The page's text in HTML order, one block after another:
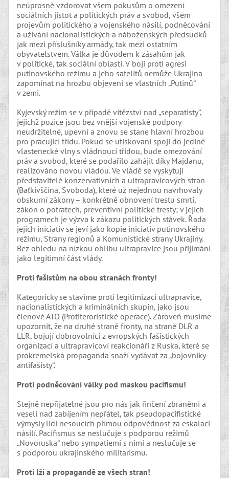
neúprosně vzdorovat všem pokusům o omezení
sociálních jistot a politických práv a svobod, všem
projevům politického a vojenského násilí, podněcování
a užívání nacionalistických a náboženských předsudků
jak mezi příslušníky armády, tak mezi ostatním
obyvatelstvem. Válka je důvodem k zásahům jak
v politické, tak sociální oblasti. V boji proti agresi
putinovského režimu a jeho satelitů nemůže Ukrajina
zapomínat na hrozbu objevení se vlastních „Putinů“
v zemi.
Kyjevský režim se v případě vítězství nad „separatisty“,
jejichž pozice jsou bez vnější vojenské podpory
neudržitelné, upevní a znovu se stane hlavní hrozbou
pro pracující třídu. Pokud se utiskovaní spojí do jediné
vlastenecké vlny s vládnoucí třídou, bude omezování
práv a svobod, které se podařilo zahájit díky Majdanu,
realizováno novou vládou. Ve vládě se vyskytují
představitelé konzervativních a ultrapravicových stran
(Baťkivščina, Svoboda), které už nejednou navrhovaly
obskurní zákony – konkrétně obnovení trestu smrti,
zákon o potratech, preventivní politické tresty; v jejich
programech je výzva k zákazu politických stávek. Řada
jejich iniciativ se jeví jako kopie iniciativ putinovského
režimu, Strany regionů a Komunistické strany Ukrajiny.
Bez ohledu na nízkou oblibu ultrapravice jsou přijímáni
jako legitimní část vlády.
Proti fašistům na obou stranách fronty!
Kategoricky se stavíme proti legitimizaci ultrapravice,
nacionalistických a kriminálních skupin, jako jsou
členové ATO (Protiteroristické operace). Zároveň musíme
upozornit, že na druhé straně fronty, na straně DLR a
LLR, bojují dobrovolníci z evropských fašistických
organizací a ultrapravicoví reakcionáři z Ruska, které se
prokremelská propaganda snaží vydávat za „bojovníky-
antifašisty“.
Proti podněcování války pod maskou pacifismu!
Stejně nepřijatelné jsou pro nás jak řinčení zbraněmi a
veselí nad zabíjením nepřátel, tak pseudopacifistické
výmysly lidí nesoucích přímou odpovědnost za eskalaci
násilí. Pacifismus se neslučuje s podporou režimů
„Novoruska“ nebo sympatiemi s nimi a neslučuje se
s podporou ukrajinského militarismu.
Proti lži a propagandě ze všech stran!